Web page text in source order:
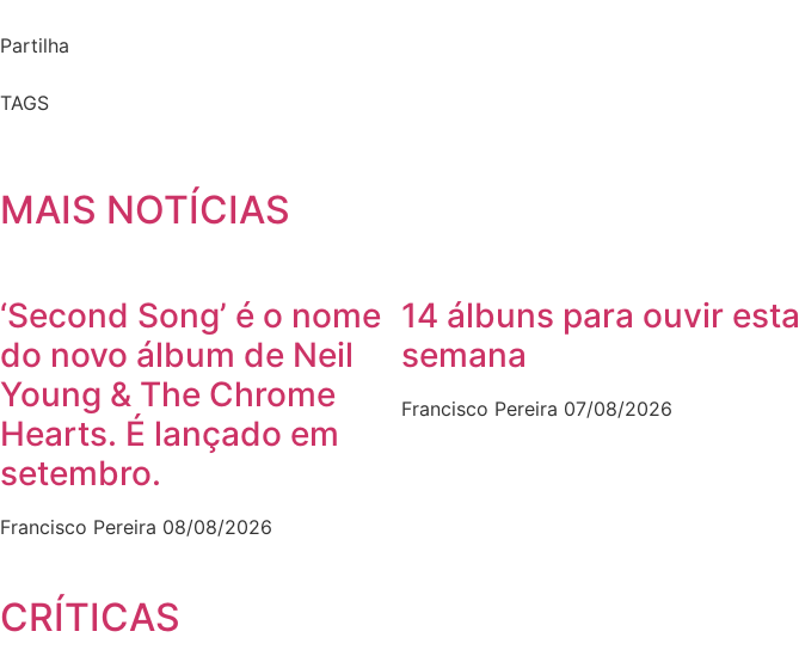
Partilha
TAGS
MAIS NOTÍCIAS
‘Second Song’ é o nome
do novo álbum de Neil
Young & The Chrome
Hearts. É lançado em
setembro.
Francisco Pereira 08/08/2026
14 álbuns para ouvir esta
semana
Francisco Pereira 07/08/2026
CRÍTICAS